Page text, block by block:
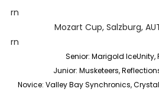
rn
Mozart Cup, Salzburg,
rn
Senior: Marigold IceUnity,
Junior: Musketeers,
Novice: Valley Bay Synchronics,